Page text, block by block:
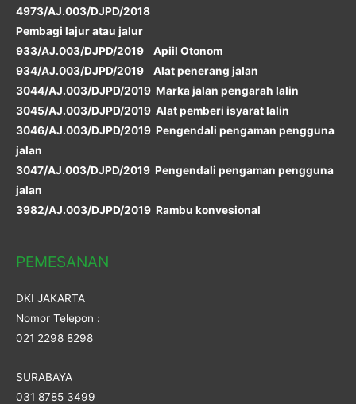
4973/AJ.003/DJPD/2018
Pembagi lajur atau jalur
933/AJ.003/DJPD/2019 Apiil Otonom
934/AJ.003/DJPD/2019 Alat penerang jalan
3044/AJ.003/DJPD/2019 Marka jalan pengarah lalin
3045/AJ.003/DJPD/2019 Alat pemberi isyarat lalin
3046/AJ.003/DJPD/2019 Pengendali pengaman pengguna
jalan
3047/AJ.003/DJPD/2019 Pengendali pengaman pengguna
jalan
3982/AJ.003/DJPD/2019 Rambu konvesional
PEMESANAN
DKI JAKARTA
Nomor Telepon :
021 2298 8298
SURABAYA
031 8785 3499